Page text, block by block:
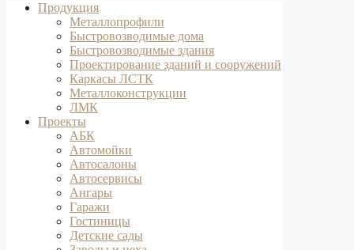
Продукция
Металлопрофили
Быстровозводимые дома
Быстровозводимые здания
Проектирование зданий и сооружений
Каркасы ЛСТК
Металлоконструкции
ЛМК
Проекты
АБК
Автомойки
Автосалоны
Автосервисы
Ангары
Гаражи
Гостиницы
Детские сады